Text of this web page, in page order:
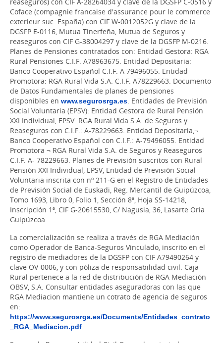
Coface (compagnie francaise d'assurance pour le commerce
exterieur suc. España) con CIF W-0012052G y clave de la
DGSFP E-0116, Mutua Tinerfeña, Mutua de Seguros y
reaseguros con CIF G-38004297 y clave de la DGSFP M-0216.
Planes de Pensiones contratados con: Entidad Gestora: RGA
Rural Pensiones C.I.F. A78963675. Entidad Depositaria:
Banco Cooperativo Español C.I.F. A 79496055. Entidad
Promotora: RGA Rural Vida S.A. C.I.F. A78229663. Documento
de Datos Fundamentales de planes de pensiones
disponibles en www.segurosrga.es . Entidades de Previsión
Social Voluntaria (EPSV): Entidad Gestora de Rural Pensión
XXI Individual, EPSV: RGA Rural Vida S.A. de Seguros y
Reaseguros con C.I.F.: A-78229663. Entidad Depositaria,¬
Banco Cooperativo Español con C.I.F.: A-79496055. Entidad
Promotora ¬ RGA Rural Vida S.A. de Seguros y Reaseguros
C.I.F. A- 78229663. Planes de Previsión suscritos con Rural
Pensión XXI Individual, EPSV, Entidad de Previsión Social
Voluntaria inscrita con nº 211-G en el Registro de Entidades
de Previsión Social de Euskadi, Reg. Mercantil de Guipúzcoa,
Tomo 1693, Libro 0, Folio 1, Sección 8ª, Hoja SS-14218,
Inscripción 1ª, CIF G-20615530, C/ Nagusia, 36, Lasarte Oria
Guipúzcoa.
La comercialización se realiza a través de RGA Mediación
como Operador de Banca-Seguros Vinculado, inscrito en el
registro de mediadores de la DGSFP con CIF A79490264 y
clave OV-0006, y con póliza de responsabilidad civil. Caja
Rural pertenece a la red de distribución de RGA Mediación
OBSV, S.A. Consultar entidades aseguradoras con las que
RGA Mediacion mantiene un cotrato de agencia de seguros
en:
https://www.segurosrga.es/Documents/Entidades_contrato
_RGA_Mediacion.pdf